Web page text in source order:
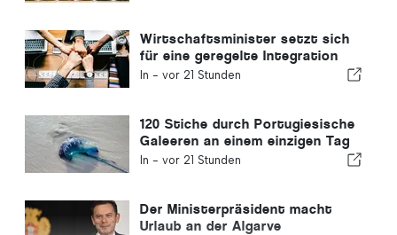
Wirtschaftsminister setzt sich
für eine geregelte Integration
ein und garantiert Einwanderern
In - vor 21 Stunden
120 Stiche durch Portugiesische
Galeeren an einem einzigen Tag
verzeichnet
In - vor 21 Stunden
Der Ministerpräsident macht
Urlaub an der Algarve